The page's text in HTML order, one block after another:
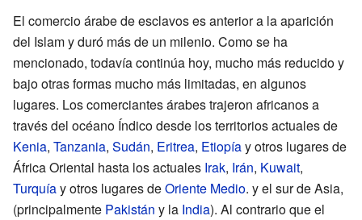
El comercio árabe de esclavos es anterior a la aparición
del Islam y duró más de un milenio. Como se ha
mencionado, todavía continúa hoy, mucho más reducido y
bajo otras formas mucho más limitadas, en algunos
lugares. Los comerciantes árabes trajeron africanos a
través del océano Índico desde los territorios actuales de
Kenia, Tanzania, Sudán, Eritrea, Etiopíay otros lugares de
África Oriental hasta los actuales Irak, Irán, Kuwait,
Turquíay otros lugares deOriente Medio. y el sur de Asia,
(principalmente Pakistán y la India). Al contrario que el